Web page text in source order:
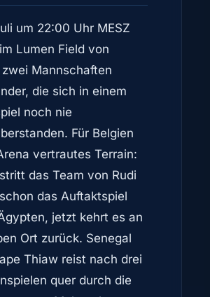
um 22:00 Uhr MESZ
Lumen Field von
Mannschaften
die sich in einem
noch nie
Für Belgien
vertrautes Terrain:
das Team von Rudi
das Auftaktspiel
jetzt kehrt es an
Ort zurück. Senegal
Thiaw reist nach drei
quer durch die